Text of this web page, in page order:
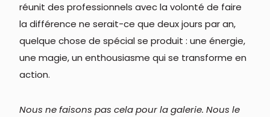
réunit des professionnels avec la volonté de faire
la différence ne serait-ce que deux jours par an,
quelque chose de spécial se produit : une énergie,
une magie, un enthousiasme qui se transforme en
action.
Nous ne faisons pas cela pour la galerie. Nous le